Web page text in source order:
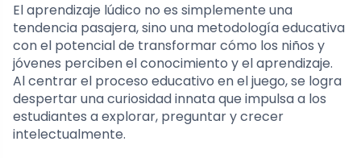
El aprendizaje lúdico no es simplemente una
tendencia pasajera, sino una metodología educativa
con el potencial de transformar cómo los niños y
jóvenes perciben el conocimiento y el aprendizaje.
Al centrar el proceso educativo en el juego, se logra
despertar una curiosidad innata que impulsa a los
estudiantes a explorar, preguntar y crecer
intelectualmente.